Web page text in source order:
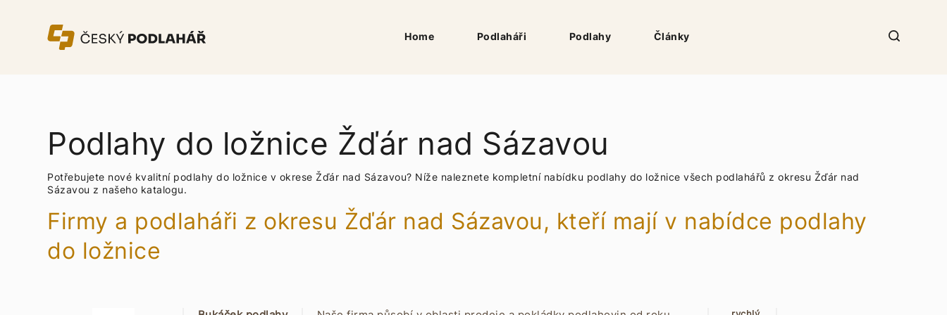
Home Podlaháři Podlahy Články
Podlahy do ložnice Žďár nad Sázavou
Potřebujete nové kvalitní podlahy do ložnice v okrese Žďár nad Sázavou? Níže naleznete kompletní nabídku podlahy do ložnice všech podlahářů z okresu Žďár nad
Sázavou z našeho katalogu.
Firmy a podlaháři z okresu Žďár nad Sázavou, kteří mají v nabídce podlahy
do ložnice